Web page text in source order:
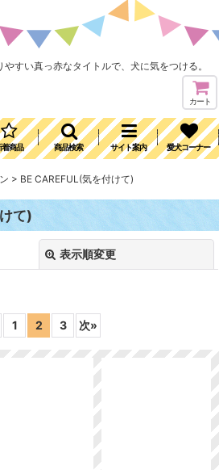
すい真っ赤なタイトルで、犬に気をつける。
カート
商品 商品検索 サイト案内 愛犬コーナー
> BE CAREFUL(気を付けて)
て)
表示順変更
1 2 3 次»